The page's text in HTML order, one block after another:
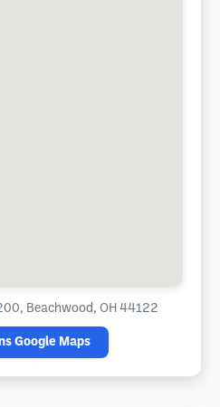
Beachwood, OH 44122
Google Maps